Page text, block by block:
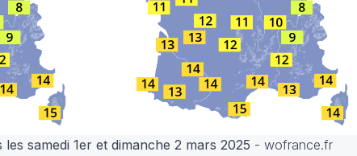
samedi 1er et dimanche 2 mars 2025 - wofrance.fr